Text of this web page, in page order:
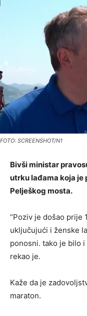
FOTO: SCREENSHOT/N1
Bivši ministar
utrku lađama koja je
Pelješkog mosta.
“Poziv je došao prije
uključujući i ženske
ponosni. tako je bilo
rekao je.
Kaže da je
maraton.